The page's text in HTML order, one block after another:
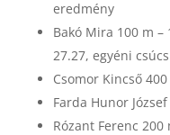
eredmény
Bakó Mira 100 m –
27.27, egyéni csúcs
Csomor Kincső
Farda Hunor
Rózant Ferenc 200